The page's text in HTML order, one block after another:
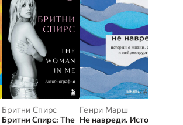
Бритни Спирс
Бритни Спирс: The
Генри Марш
Не навреди. Истории о